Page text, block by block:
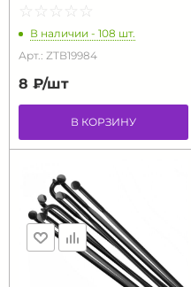
☆ ☆ ☆ ☆ ☆
★ ★ ★ ★ ★
В наличии - 108 шт.
Арт.: ZTB19984
8 ₽/шт
В КОРЗИНУ